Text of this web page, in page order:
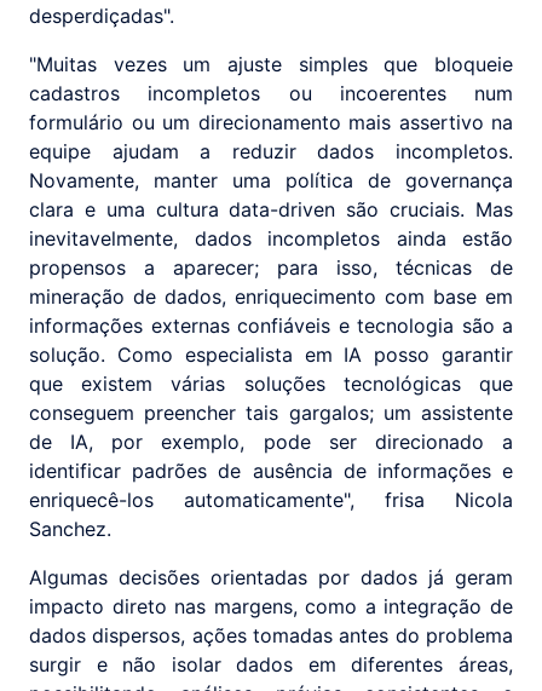
desperdiçadas".
"Muitas vezes um ajuste simples que bloqueie
cadastros incompletos ou incoerentes num
formulário ou um direcionamento mais assertivo na
equipe ajudam a reduzir dados incompletos.
Novamente, manter uma política de governança
clara e uma cultura data-driven são cruciais. Mas
inevitavelmente, dados incompletos ainda estão
propensos a aparecer; para isso, técnicas de
mineração de dados, enriquecimento com base em
informações externas confiáveis e tecnologia são a
solução. Como especialista em IA posso garantir
que existem várias soluções tecnológicas que
conseguem preencher tais gargalos; um assistente
de IA, por exemplo, pode ser direcionado a
identificar padrões de ausência de informações e
enriquecê-los automaticamente", frisa Nicola
Sanchez.
Algumas decisões orientadas por dados já geram
impacto direto nas margens, como a integração de
dados dispersos, ações tomadas antes do problema
surgir e não isolar dados em diferentes áreas,